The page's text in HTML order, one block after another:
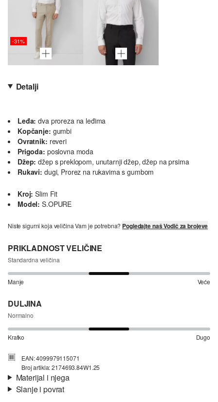
-31%
Detalji
Leđa: dva proreza na leđima
Kopčanje: gumbi
Ovratnik: reveri
Prigoda: poslovna moda
Džep: džep s preklopom, unutarnji džep, džep na prsima
Rukavi: dugi, Prorez na rukavima s gumbom
Kroj: Slim Fit
Model: S.OPURE
Niste sigurni koja veličina Vam je potrebna? Pogledajte naš Vodič za brojeve
PRIKLADNOST VELIČINE
Standardna veličina
Manje Veće
DULJINA
Normalno
Kratko Dugo
EAN: 4099979115071
Broj artikla: 2174693.84W1.25
Materijal i njega
Slanje i povrat